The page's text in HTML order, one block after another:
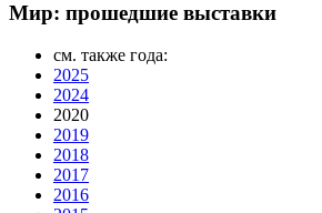
Мир: прошедшие выставки
см. также года:
2025
2024
2020
2019
2018
2017
2016